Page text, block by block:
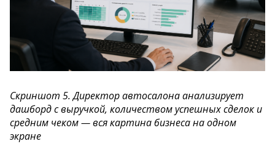
Скриншот 5. Директор автосалона анализирует
дашборд с выручкой, количеством успешных сделок и
средним чеком — вся картина бизнеса на одном
экране